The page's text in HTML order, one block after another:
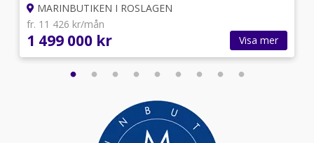
MARINBUTIKEN I ROSLAGEN
fr. 11 426 kr/mån
1 499 000 kr Visa mer